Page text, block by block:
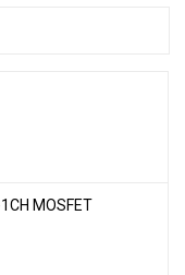
MOSFET